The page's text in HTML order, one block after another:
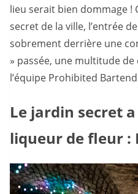
lieu serait bien dommage !
secret de la ville, l’entrée
sobrement derrière une
» passée, une multitude
l’équipe Prohibited
Le jardin secret a
liqueur de fleur :